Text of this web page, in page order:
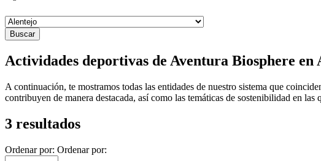
Actividades deportivas de Aventura Biosphere en
A continuación, te mostramos todas las entidades de nuestro sistema que
contribuyen de manera destacada, así como las temáticas de sostenibilidad en las
3 resultados
Ordenar por: Ordenar por: